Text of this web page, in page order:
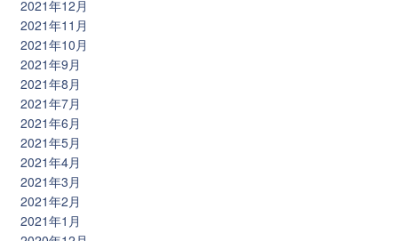
2021年12月
2021年11月
2021年10月
2021年9月
2021年8月
2021年7月
2021年6月
2021年5月
2021年4月
2021年3月
2021年2月
2021年1月